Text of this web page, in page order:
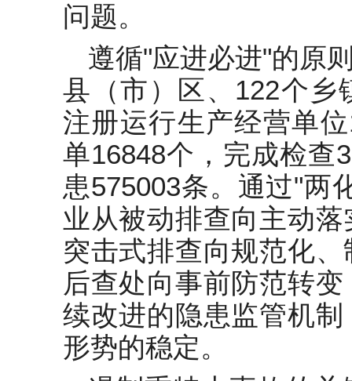
问题。
遵循"应进必进"的原
县（市）区、122个乡
注册运行生产经营单
单16848个，完成检查
患575003条。通过"两
业从被动排查向主动
突击式排查向规范化
后查处向事前防范转
续改进的隐患监管机
形势的稳定。